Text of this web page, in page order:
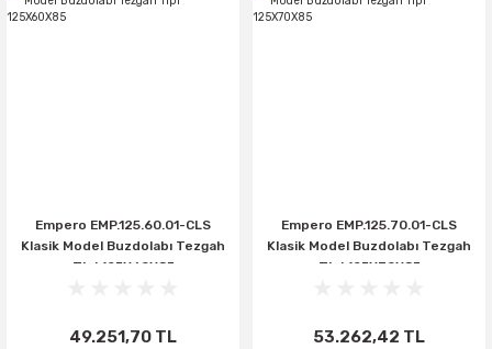
Empero EMP.125.60.01-CLS
Klasik Model Buzdolabı Tezgah
Tipi 125X60X85
49.251,70 TL
Empero EMP.125.70.01-CLS
Klasik Model Buzdolabı Tezgah
Tipi 125X70X85
53.262,42 TL